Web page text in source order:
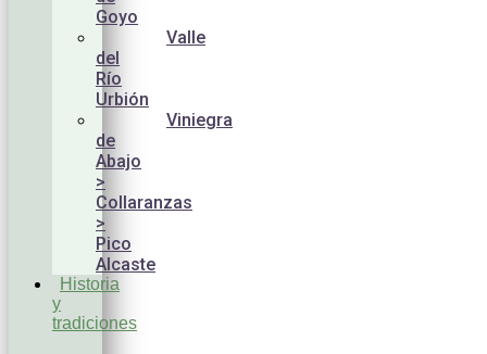
Goyo
Valle
del
Río
Urbión
Viniegra
de
Abajo
>
Collaranzas
>
Pico
Alcaste
Historia
y
tradiciones